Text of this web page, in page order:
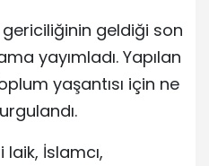
gericiliğinin geldiği son
yayımladı. Yapılan
yaşantısı için ne
laik, İslamcı,